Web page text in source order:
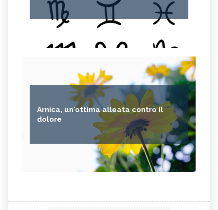
OLIO ESSENZIALE DI PALMAROSA OLIO ESSENZIALE DI CAROTA
OLIO ESSENZIALE DI
OLIO ESSENZIALE DI VETIVER
OLIO ESSENZIALE DI BENZOINO
OLIO ESSENZIALE DI CUMINO
OLIO ESSENZIALE DI LITSEA
Arnica, un'ottima alleata contro il
dolore